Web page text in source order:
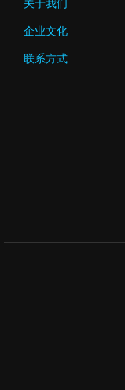
关于我们
企业文化
联系方式